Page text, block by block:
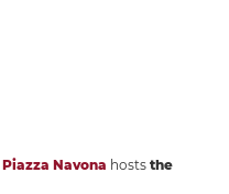
Piazza Navona hosts the